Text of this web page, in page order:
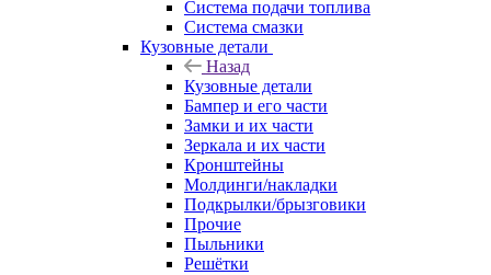
Система подачи топлива
Система смазки
Кузовные детали
Назад
Кузовные детали
Бампер и его части
Замки и их части
Зеркала и их части
Кронштейны
Молдинги/накладки
Подкрылки/брызговики
Прочие
Пыльники
Решётки